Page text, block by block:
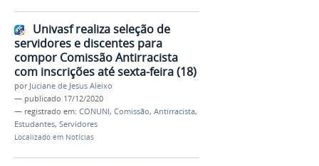
Univasf realiza seleção de
servidores e discentes para
compor Comissão Antirracista
com inscrições até sexta-feira (18)
por Juciane de Jesus Aleixo
— publicado 17/12/2020
— registrado em: CONUNI, Comissão, Antirracista,
Estudantes, Servidores
Localizado em Notícias